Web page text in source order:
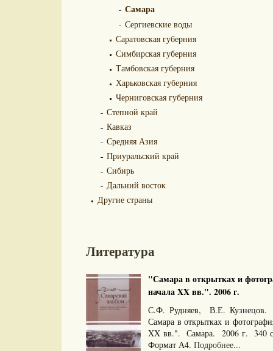
Самара
Сергиевские воды
Саратовская губерния
Симбирская губерния
Тамбовская губерния
Харьковская губерния
Черниговская губерния
Степной край
Кавказ
Средняя Азия
Приуральский край
Сибирь
Дальний восток
Другие страны
Литература
"Самара в открытках и
начала XX вв.". 2006 г.
С.Ф. Рудняев, В.Е. Кузнецов.
Самара в открытках и
XX вв.". Самара. 2006 г. 340
Формат А4. Подробнее...